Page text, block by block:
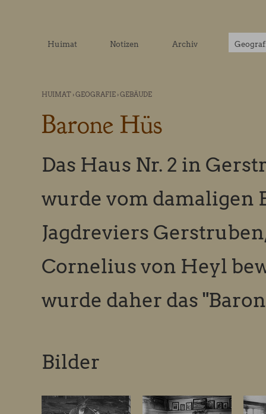
HUIMAT ›GEOGRAFIE ›GEBÄUDE
Barone Hüs
Das Haus Nr. 2 in
wurde vom damaligen
Jagdreviers
Cornelius von Heyl
wurde daher das
Bilder
Huimat Notizen Archiv